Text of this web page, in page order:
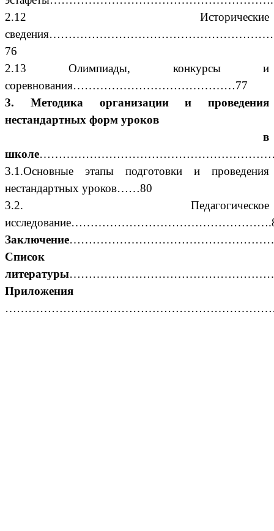
2.12 Исторические
76
2.13 Олимпиады, конкурсы и
соревнования……………………………………77
3. Методика организации и проведения
нестандартных форм уроков
в
школе
3.1.Основные этапы подготовки и проведения
нестандартных уроков……80
3.2. Педагогическое
Заключение
Список
литературы
Приложения